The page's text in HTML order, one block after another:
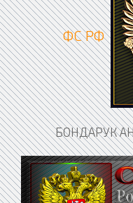
ФС РФ
БОНДАРУК